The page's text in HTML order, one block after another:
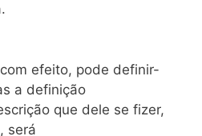
efeito, pode definir-
a definição
que dele se fizer,
será